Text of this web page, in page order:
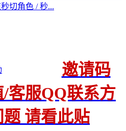
切角色 / 秒...
邀请码
客服QQ联系方
请看此贴